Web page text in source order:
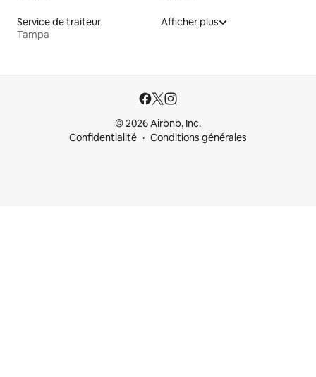
Service de traiteur
Tampa
Afficher plus
© 2026 Airbnb, Inc.
Confidentialité
Conditions générales